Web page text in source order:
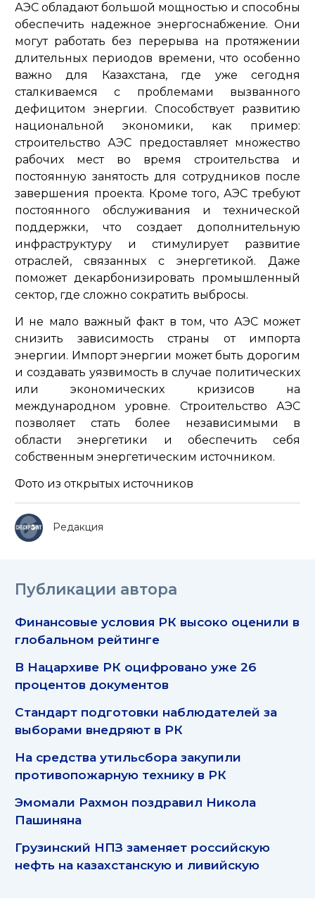
АЭС обладают большой мощностью и способны
обеспечить надежное энергоснабжение. Они
могут работать без перерыва на протяжении
длительных периодов времени, что особенно
важно для Казахстана, где уже сегодня
сталкиваемся с проблемами вызванного
дефицитом энергии. Способствует развитию
национальной экономики, как пример:
строительство АЭС предоставляет множество
рабочих мест во время строительства и
постоянную занятость для сотрудников после
завершения проекта. Кроме того, АЭС требуют
постоянного обслуживания и технической
поддержки, что создает дополнительную
инфраструктуру и стимулирует развитие
отраслей, связанных с энергетикой. Даже
поможет декарбонизировать промышленный
сектор, где сложно сократить выбросы.
И не мало важный факт в том, что АЭС может
снизить зависимость страны от импорта
энергии. Импорт энергии может быть дорогим
и создавать уязвимость в случае политических
или экономических кризисов на
международном уровне. Строительство АЭС
позволяет стать более независимыми в
области энергетики и обеспечить себя
собственным энергетическим источником.
Фото из открытых источников
Редакция
Публикации автора
Финансовые условия РК высоко оценили в
глобальном рейтинге
В Нацархиве РК оцифровано уже 26
процентов документов
Стандарт подготовки наблюдателей за
выборами внедряют в РК
На средства утильсбора закупили
противопожарную технику в РК
Эмомали Рахмон поздравил Никола
Пашиняна
Грузинский НПЗ заменяет российскую
нефть на казахстанскую и ливийскую